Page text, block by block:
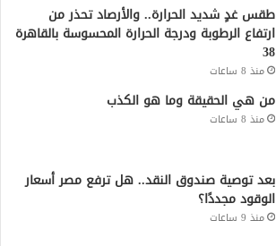
طقس غدٍ شديد الحرارة.. والأرصاد تحذر من
ارتفاع الرطوبة ودرجة الحرارة المحسوسة بالقاهرة
38
منذ 8 ساعات
من هي الحقيقة وما هو الكذب
منذ 8 ساعات
بعد توصية صندوق النقد.. هل ترفع مصر أسعار
الوقود مجددًا؟
منذ 9 ساعات